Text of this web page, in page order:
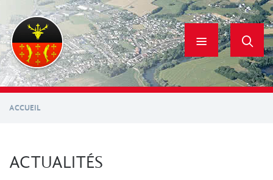
contenu
principal
ACCUEIL
ACTUALITÉS